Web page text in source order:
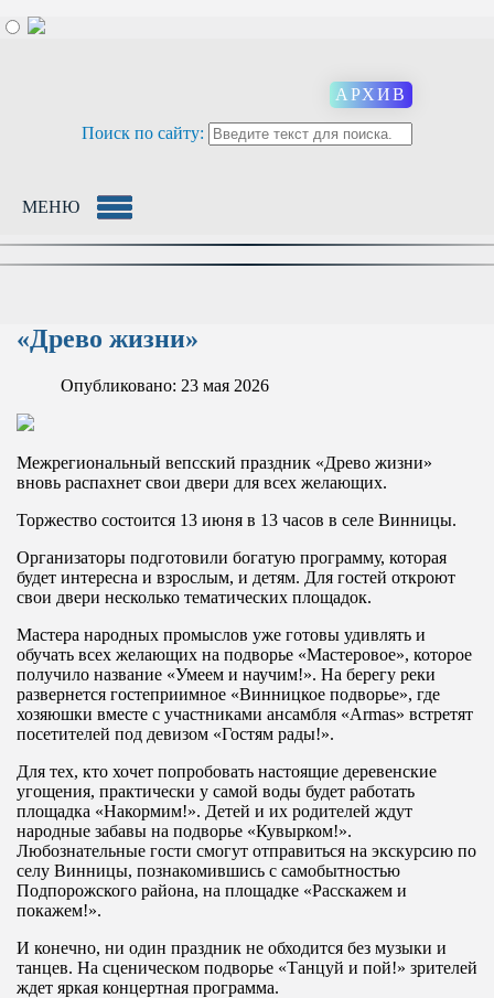
АРХИВ
Поиск по сайту:
МЕНЮ
«Древо жизни»
Опубликовано: 23 мая 2026
Межрегиональный вепсский праздник «Древо жизни»
вновь распахнет свои двери для всех желающих.
Торжество состоится 13 июня в 13 часов в селе Винницы.
Организаторы подготовили богатую программу, которая
будет интересна и взрослым, и детям. Для гостей откроют
свои двери несколько тематических площадок.
Мастера народных промыслов уже готовы удивлять и
обучать всех желающих на подворье «Мастеровое», которое
получило название «Умеем и научим!». На берегу реки
развернется гостеприимное «Винницкое подворье», где
хозяюшки вместе с участниками ансамбля «Armas» встретят
посетителей под девизом «Гостям рады!».
Для тех, кто хочет попробовать настоящие деревенские
угощения, практически у самой воды будет работать
площадка «Накормим!». Детей и их родителей ждут
народные забавы на подворье «Кувырком!».
Любознательные гости смогут отправиться на экскурсию по
селу Винницы, познакомившись с самобытностью
Подпорожского района, на площадке «Расскажем и
покажем!».
И конечно, ни один праздник не обходится без музыки и
танцев. На сценическом подворье «Танцуй и пой!» зрителей
ждет яркая концертная программа.